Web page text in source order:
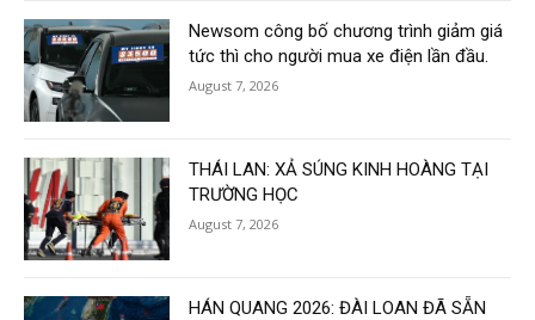
Newsom công bố chương trình giảm giá
tức thì cho người mua xe điện lần đầu.
August 7, 2026
THÁI LAN: XẢ SÚNG KINH HOÀNG TẠI
TRƯỜNG HỌC
August 7, 2026
HÁN QUANG 2026: ĐÀI LOAN ĐÃ SẴN